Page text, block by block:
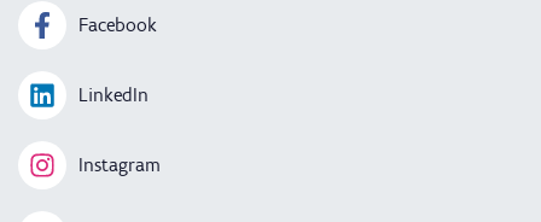
Facebook
LinkedIn
Instagram